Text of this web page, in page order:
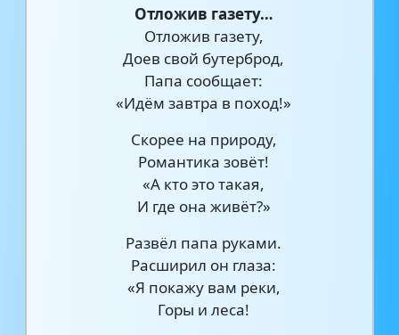
Отложив газету…
Отложив газету,
Доев свой бутерброд,
Папа сообщает:
«Идём завтра в поход!»
Скорее на природу,
Романтика зовёт!
«А кто это такая,
И где она живёт?»
Развёл папа руками.
Расширил он глаза:
«Я покажу вам реки,
Горы и леса!